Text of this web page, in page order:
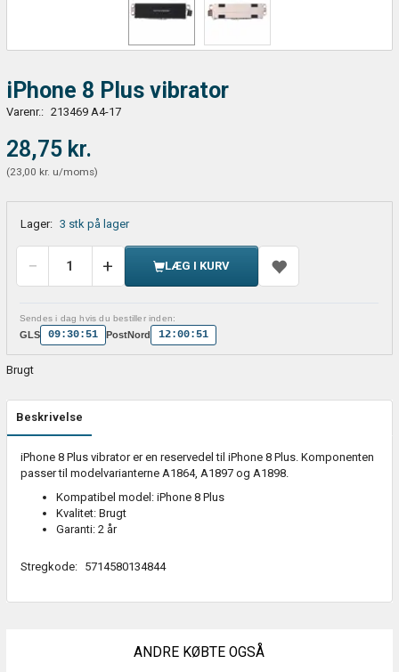
iPhone 8 Plus vibrator
Varenr.: 213469 A4-17
28,75 kr.
(23,00 kr. u/moms)
Lager: 3 stk på lager
LÆG I KURV
Sendes i dag hvis du bestiller inden:
GLS 09:30:51 PostNord 12:00:51
Brugt
Beskrivelse
iPhone 8 Plus vibrator er en reservedel til iPhone 8 Plus. Komponenten
passer til modelvarianterne A1864, A1897 og A1898.
Kompatibel model: iPhone 8 Plus
Kvalitet: Brugt
Garanti: 2 år
Stregkode: 5714580134844
ANDRE KØBTE OGSÅ